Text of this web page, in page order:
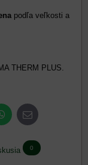
podľa veľkosti a
THERM PLUS.
WhatsApp
E-
mail
0